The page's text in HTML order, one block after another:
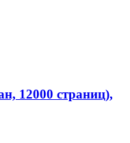
12000 страниц),